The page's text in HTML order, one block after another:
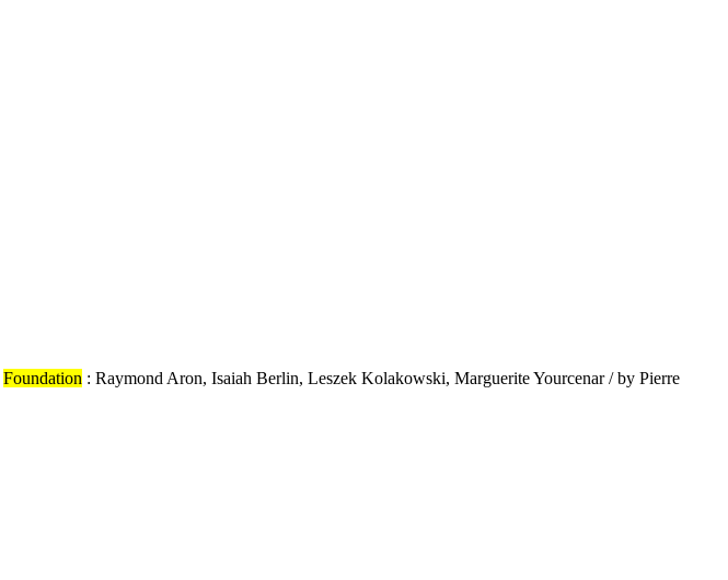
Foundation : Raymond Aron, Isaiah Berlin, Leszek Kolakowski, Marguerite Yourcenar / by Pierre